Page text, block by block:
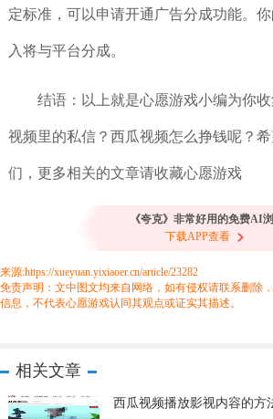
定标准，可以申请开通广告分成功能。
入将与平台分成。
结语：以上就是心愿游戏小编为你
视频里的私信？西瓜视频怎么挣钱呢？
们，更多相关的文章请收藏心愿游戏
《夸克》非常好用的免费AI
下载APP查看
来源:https://xueyuan.yixiaoer.cn/article/23282
免责声明：文中图文均来自网络，如有侵权请联系删除
信息，不代表心愿游戏认同其观点或证实其描述。
相关文章
西瓜视频播放影视内容的方